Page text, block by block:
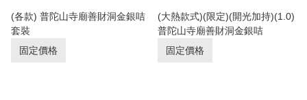
(各款) 普陀山寺廟善財洞金銀咭
套裝
固定價格
(大熱款式)(限定)(開光加持)(1.0)
普陀山寺廟善財洞金銀咭
固定價格